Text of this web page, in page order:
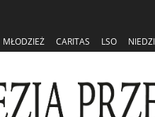
MŁODZIEŻ CARITAS LSO